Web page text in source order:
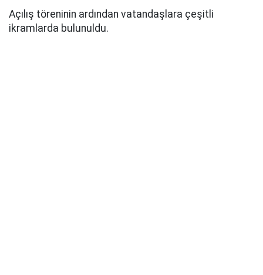
Açılış töreninin ardından vatandaşlara çeşitli
ikramlarda bulunuldu.